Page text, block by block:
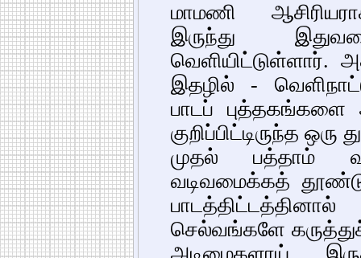
மாமணி
இருந்து
வெளியிட்டுள்ளார்.
இதழில் -
பாடப் புத்தகங்களை
குறிப்பிட்டிருந்த
முதல் பத்தாம்
வடிவமைக்கத்
செல்வங்களே